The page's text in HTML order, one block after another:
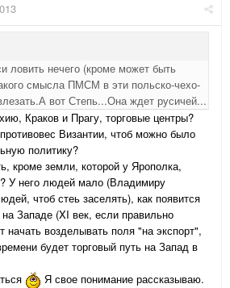
ловить нечего (кроме может быть
смысла ПМСМ в эти польско-чехо-
вот Степь...Она ждет русичей...
Краков и Прагу, торговые центры?
Византии, чтоб можно было
политику?
кроме земли, которой у Ярополка,
У него людей мало (Владимиру
чтоб стеь заселять), как появится
Западе (XI век, если правильно
начать возделывать поля "на экспорт",
будет торговый путь на Запад в
Я свое понимание рассказываю.